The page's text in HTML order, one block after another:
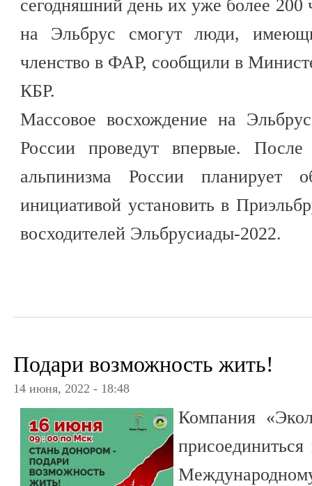
сегодняшний день их уже более 200
на Эльбрус смогут люди,
членство в ФАР, сообщили в
КБР.
Массовое восхождение на
России проведут впервые.
альпинизма России планирует
инициативой установить в
восходителей Эльбрусиады-2022.
Подари возможность жить!
14 июня, 2022 - 18:48
Компания